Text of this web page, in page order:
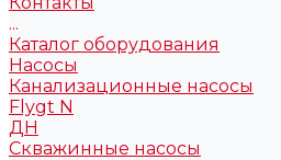
...
Каталог оборудования
Насосы
Канализационные насосы
Flygt N
ДН
Скважинные насосы